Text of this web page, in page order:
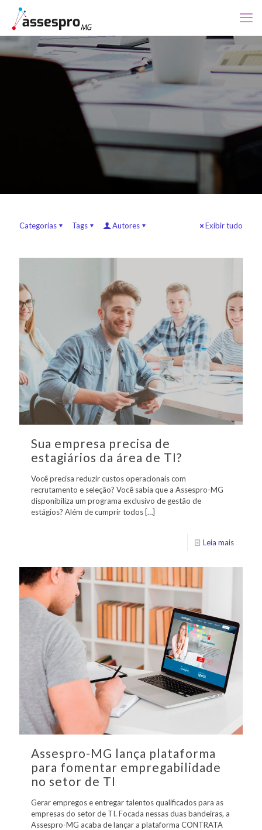
Categorias Tags Autores Exibir tudo
Sua empresa precisa de
estagiários da área de TI?
Você precisa reduzir custos operacionais com
recrutamento e seleção? Você sabia que a Assespro-MG
disponibiliza um programa exclusivo de gestão de
estágios? Além de cumprir todos […]
Leia mais
Assespro-MG lança plataforma
para fomentar empregabilidade
no setor de TI
Gerar empregos e entregar talentos qualificados para as
empresas do setor de TI. Focada nessas duas bandeiras, a
Assespro-MG acaba de lançar a plataforma CONTRATA